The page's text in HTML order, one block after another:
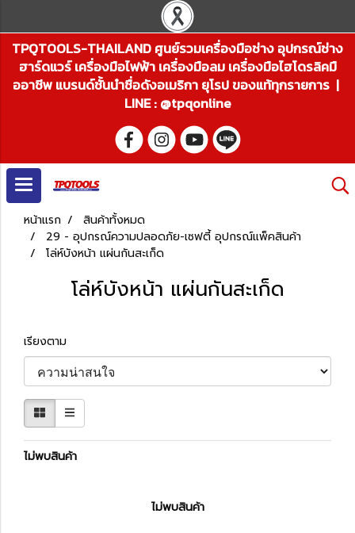
TPQTOOLS-THAILAND ศูนย์รวมเครื่องมือช่าง อุปกรณ์ช่าง
ฮาร์ดแวร์ เครื่องมือไฟฟ้า เครื่องมือลม เครื่องมือไฮโดรลิคมื
ออาชีพ แบรนด์ชั้นนำชื่อดังอเมริกา ยุโรป ของแท้ทุกรายการ |
LINE : @tpqonline
หน้าแรก
สินค้าทั้งหมด
29 - อุปกรณ์ความปลอดภัย-เซฟตี้ อุปกรณ์แพ็คสินค้า
โล่ห์บังหน้า แผ่นกันสะเก็ด
โล่ห์บังหน้า แผ่นกันสะเก็ด
เรียงตาม
ไม่พบสินค้า
ไม่พบสินค้า